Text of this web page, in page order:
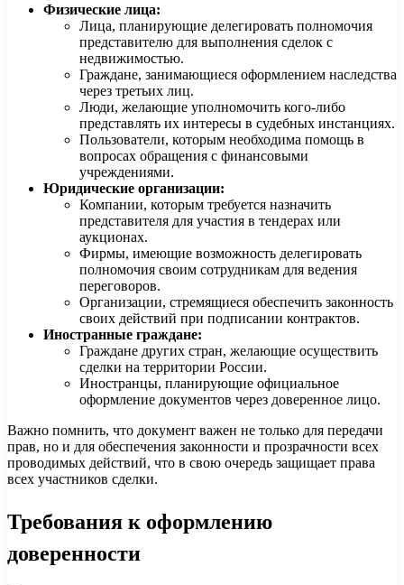
Физические лица:
Лица, планирующие делегировать полномочия
представителю для выполнения сделок с
недвижимостью.
Граждане, занимающиеся оформлением наследства
через третьих лиц.
Люди, желающие уполномочить кого-либо
представлять их интересы в судебных инстанциях.
Пользователи, которым необходима помощь в
вопросах обращения с финансовыми
учреждениями.
Юридические организации:
Компании, которым требуется назначить
представителя для участия в тендерах или
аукционах.
Фирмы, имеющие возможность делегировать
полномочия своим сотрудникам для ведения
переговоров.
Организации, стремящиеся обеспечить законность
своих действий при подписании контрактов.
Иностранные граждане:
Граждане других стран, желающие осуществить
сделки на территории России.
Иностранцы, планирующие официальное
оформление документов через доверенное лицо.
Важно помнить, что документ важен не только для передачи
прав, но и для обеспечения законности и прозрачности всех
проводимых действий, что в свою очередь защищает права
всех участников сделки.
Требования к оформлению
доверенности